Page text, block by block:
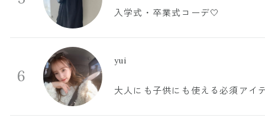
入学式・卒業式コーデ🤍
6
yui
大人にも子供にも使える必須アイ